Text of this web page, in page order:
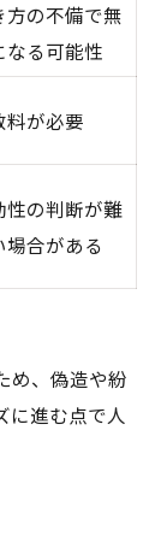
方の不備で無
なる可能性
料が必要
性の判断が難
場合がある
め、偽造や紛
に進む点で人